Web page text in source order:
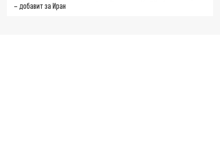
– добавит за Иран